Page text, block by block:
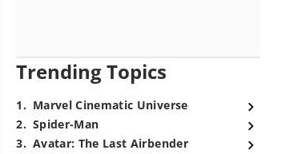
Trending Topics
1. Marvel Cinematic Universe
2. Spider-Man
3. Avatar: The Last Airbender